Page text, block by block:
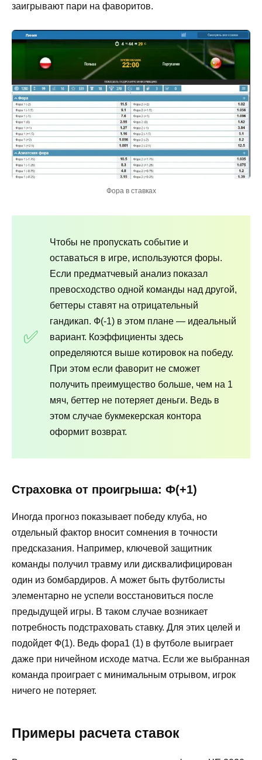
заигрывают пари на фаворитов.
Фора в ставках
Чтобы не пропускать событие и
оставаться в игре, используются форы.
Если предматчевый анализ показал
превосходство одной команды над другой,
беттеры ставят на отрицательный
гандикап. Ф(-1) в этом плане ― идеальный
вариант. Коэффициенты здесь
определяются выше котировок на победу.
При этом если фаворит не сможет
получить преимущество больше, чем на 1
мяч, беттер не потеряет деньги. Ведь в
этом случае букмекерская контора
оформит возврат.
Страховка от проигрыша: Ф(+1)
Иногда прогноз показывает победу клуба, но
отдельный фактор вносит сомнения в точности
предсказания. Например, ключевой защитник
команды получил травму или дисквалифицирован
один из бомбардиров. А может быть футболисты
элементарно не успели восстановиться после
предыдущей игры. В таком случае возникает
потребность подстраховать ставку. Для этих целей и
подойдет Ф(1). Ведь фора1 (1) в футболе выиграет
даже при ничейном исходе матча. Если же выбранная
команда проиграет с минимальным отрывом, игрок
ничего не потеряет.
Примеры расчета ставок